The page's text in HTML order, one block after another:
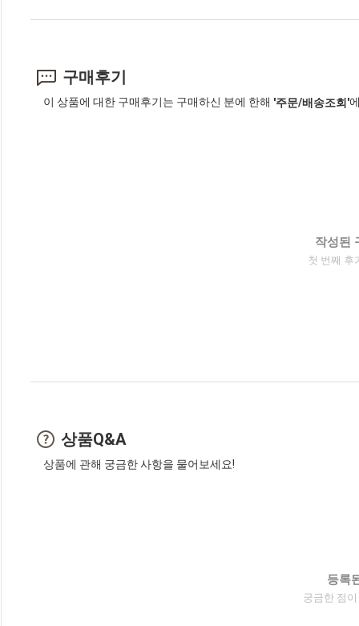
구매후기
이 상품에 대한 구매후기는 구매하신 분에 한해 '주문/배송조회'
작성된
첫 번째 후
상품Q&A
상품에 관해 궁금한 사항을 물어보세요!
등록
궁금한 점